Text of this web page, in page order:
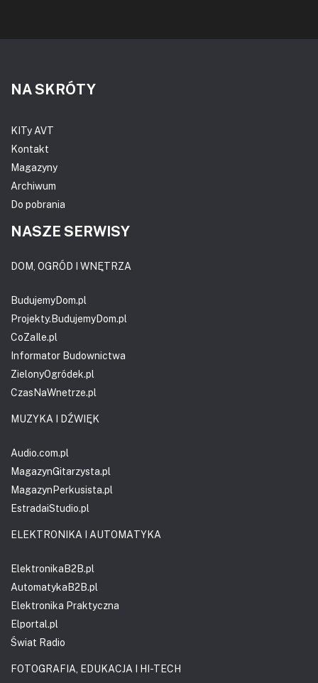
NA SKRÓTY
KITy AVT
Kontakt
Magazyny
Archiwum
Do pobrania
NASZE SERWISY
DOM, OGRÓD I WNĘTRZA
BudujemyDom.pl
Projekty.BudujemyDom.pl
CoZaIle.pl
Informator Budownictwa
ZielonyOgródek.pl
CzasNaWnetrze.pl
MUZYKA I DŹWIĘK
Audio.com.pl
MagazynGitarzysta.pl
MagazynPerkusista.pl
EstradaiStudio.pl
ELEKTRONIKA I AUTOMATYKA
ElektronikaB2B.pl
AutomatykaB2B.pl
Elektronika Praktyczna
Elportal.pl
Świat Radio
FOTOGRAFIA, EDUKACJA I HI-TECH